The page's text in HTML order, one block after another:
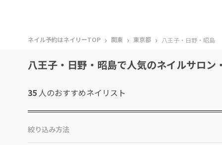
ネイル予約はネイリーTOP › 関東 › 東京都 › 八王子・日野・昭島
八王子・日野・昭島で人気のネイルサロン
35 人のおすすめネイリスト
絞り込み方法